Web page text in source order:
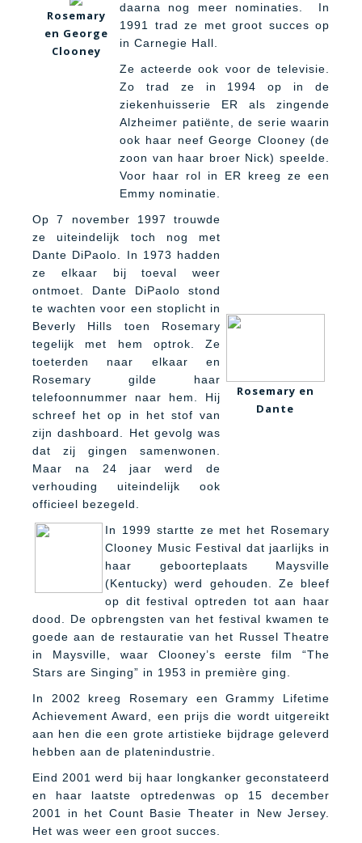
Rosemary
en George
Clooney
daarna nog meer nominaties. In
1991 trad ze met groot succes op
in Carnegie Hall.
Ze acteerde ook voor de televisie.
Zo trad ze in 1994 op in de
ziekenhuisserie ER als zingende
Alzheimer patiënte, de serie waarin
ook haar neef George Clooney (de
zoon van haar broer Nick) speelde.
Voor haar rol in ER kreeg ze een
Emmy nominatie.
Op 7 november 1997 trouwde
ze uiteindelijk toch nog met
Dante DiPaolo. In 1973 hadden
ze elkaar bij toeval weer
ontmoet. Dante DiPaolo stond
te wachten voor een stoplicht in
Beverly Hills toen Rosemary
tegelijk met hem optrok. Ze
toeterden naar elkaar en
Rosemary gilde haar
telefoonnummer naar hem. Hij
schreef het op in het stof van
zijn dashboard. Het gevolg was
dat zij gingen samenwonen.
Maar na 24 jaar werd de
verhouding uiteindelijk ook
officieel bezegeld.
Rosemary en
Dante
In 1999 startte ze met het Rosemary
Clooney Music Festival dat jaarlijks in
haar geboorteplaats Maysville
(Kentucky) werd gehouden. Ze bleef
op dit festival optreden tot aan haar
dood. De opbrengsten van het festival kwamen te
goede aan de restauratie van het Russel Theatre
in Maysville, waar Clooney’s eerste film “The
Stars are Singing” in 1953 in première ging.
In 2002 kreeg Rosemary een Grammy Lifetime
Achievement Award, een prijs die wordt uitgereikt
aan hen die een grote artistieke bijdrage geleverd
hebben aan de platenindustrie.
Eind 2001 werd bij haar longkanker geconstateerd
en haar laatste optredenwas op 15 december
2001 in het Count Basie Theater in New Jersey.
Het was weer een groot succes.